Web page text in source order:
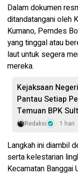
Dalam dokumen
ditandatangani oleh
Kumano, Pemdes
yang tinggal atau
laut untuk segera
mereka.
Kejaksaan
Pantau Setiap
Temuan BPK
Redaksi 1 hari
Langkah ini diambil
serta kelestarian
Kecamatan Banggai